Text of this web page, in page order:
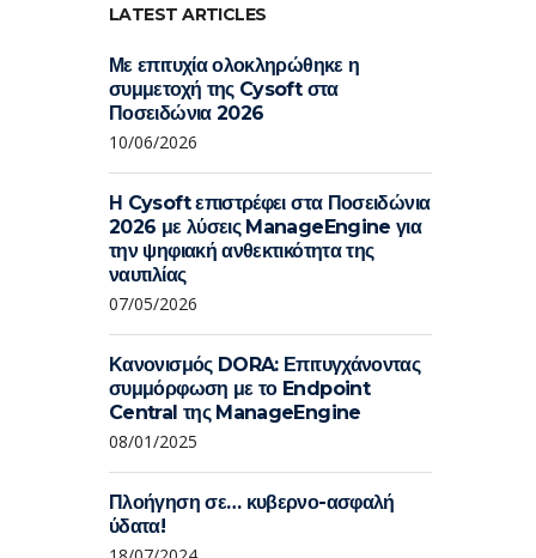
LATEST ARTICLES
Με επιτυχία ολοκληρώθηκε η
συμμετοχή της Cysoft στα
Ποσειδώνια 2026
10/06/2026
Η Cysoft επιστρέφει στα Ποσειδώνια
2026 με λύσεις ManageEngine για
την ψηφιακή ανθεκτικότητα της
ναυτιλίας
07/05/2026
Κανονισμός DORA: Επιτυγχάνοντας
συμμόρφωση με το Endpoint
Central της ManageEngine
08/01/2025
Πλοήγηση σε… κυβερνο-ασφαλή
ύδατα!